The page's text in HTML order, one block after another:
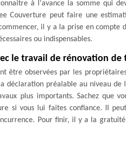
à l'avance la somme qui
Couverture peut faire une
il y a la prise en compte
ou indispensables.
le travail de rénovation de
être observées par les
déclaration préalable au niveau de
plus importants. Sachez que
si vous lui faites confiance. Il
Pour finir, il y a la